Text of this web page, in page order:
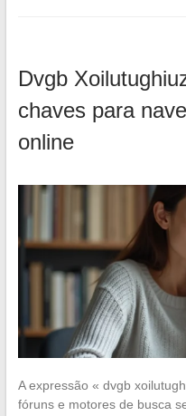
Dvgb
chaves para
online
A expressão « dvgb
fóruns e motores de busca